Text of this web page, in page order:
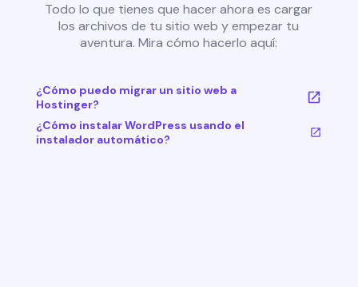
Todo lo que tienes que hacer ahora es cargar
los archivos de tu sitio web y empezar tu
aventura. Mira cómo hacerlo aquí:
¿Cómo puedo migrar un sitio web a
Hostinger?
¿Cómo instalar WordPress usando el
instalador automático?